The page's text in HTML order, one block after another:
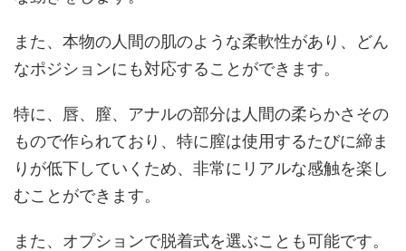
また、本物の人間の肌のような柔軟性があり、どん
なポジションにも対応することができます。
特に、唇、膣、アナルの部分は人間の柔らかさその
もので作られており、特に膣は使用するたびに締ま
りが低下していくため、非常にリアルな感触を楽し
むことができます。
また、オプションで脱着式を選ぶことも可能です。